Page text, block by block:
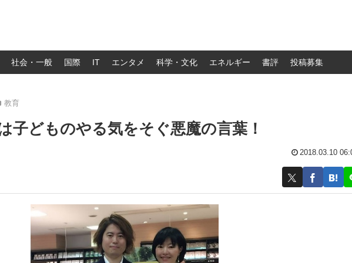
社会・一般 国際 IT エンタメ 科学・文化 エネルギー 書評 投稿募集
教育
子どものやる気をそぐ悪魔の言葉！
2018.03.10